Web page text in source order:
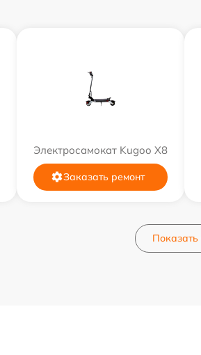
Электросамокат Kugoo X8
Заказать ремонт